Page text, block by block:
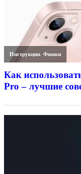
Инструкции,Фишки
Как
Pro – лучшие